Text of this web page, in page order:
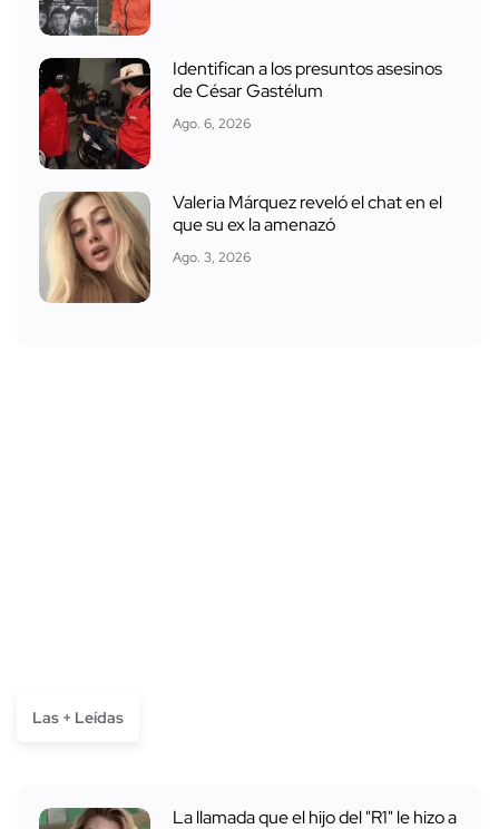
Identifican a los presuntos asesinos
de César Gastélum
Ago. 6, 2026
Valeria Márquez reveló el chat en el
que su ex la amenazó
Ago. 3, 2026
Las + Leídas
La llamada que el hijo del "R1" le hizo a